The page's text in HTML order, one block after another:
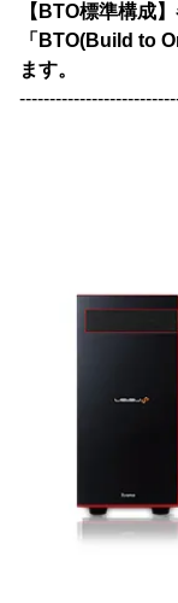
【BTO標準構成
「BTO(Build to
ます。